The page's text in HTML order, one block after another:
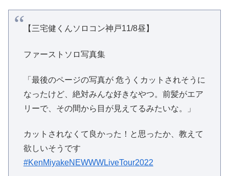
【三宅健くんソロコン神戸11/8昼】
ファーストソロ写真集
「最後のページの写真が 危うくカットされそうに
なったけど、絶対みんな好きなやつ。前髪がエア
リーで、その間から目が見えてるみたいな。」
カットされなくて良かった！と思ったか、教えて
欲しいそうです
#KenMiyakeNEWWWLiveTour2022